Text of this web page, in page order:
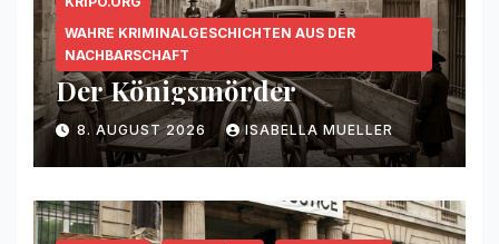
WAHRE KRIMINALGESCHICHTEN AUS DER
NACHBARSCHAFT
Der Königsmörder
8. AUGUST 2026 ISABELLA MUELLER